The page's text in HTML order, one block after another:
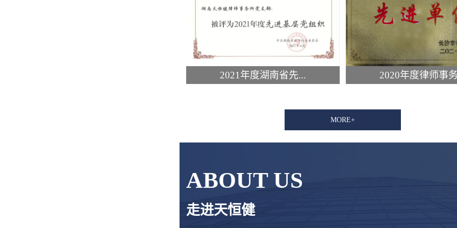
2021年度湖南省先... 2020年度律师事
MORE+
ABOUT US
走进天恒健